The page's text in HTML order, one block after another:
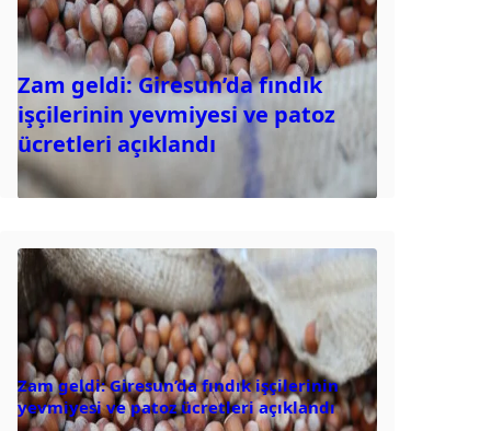
Zam geldi: Giresun’da fındık
işçilerinin yevmiyesi ve patoz
ücretleri açıklandı
Zam geldi: Giresun’da fındık işçilerinin
yevmiyesi ve patoz ücretleri açıklandı